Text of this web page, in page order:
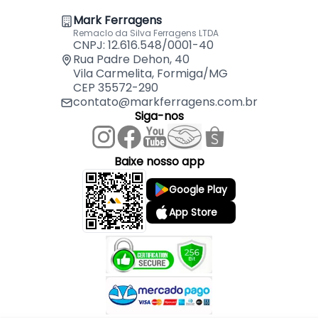
M8701B da Makita oferece desempenho
consistente e confiável em uma ampla gama de
aplicações. Sua construção sólida e design
ergonômico também contribuem para uma
experiência de trabalho confortável e segura,
tornando-o uma escolha ideal para profissionais
que lidam com trabalhos que exigem perfurações
em materiais resistentes.
Capacidade de Furação:
- Concreto: 26 Mm
- Aço: 13 Mm
Composição do Kit:
Mark Ferragens
Remaclo da Silva Ferragens LTDA
CNPJ: 12.616.548/0001-40
Rua Padre Dehon, 40
Vila Carmelita, Formiga/MG
CEP 35572-290
contato@markferragens.com.br
Siga-nos
Baixe nosso app
Google Play
App Store